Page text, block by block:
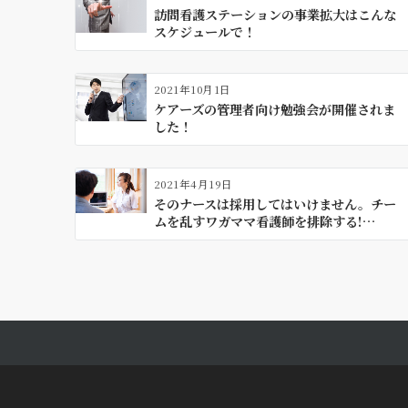
ン
訪問看護ステーションの事業拡大はこんな
スケジュールで！
2021年10月1日
ケアーズの管理者向け勉強会が開催されま
した！
2021年4月19日
そのナースは採用してはいけません。チー
ムを乱すワガママ看護師を排除する!…